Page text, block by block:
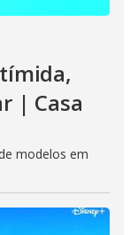
| Casa
modelos em